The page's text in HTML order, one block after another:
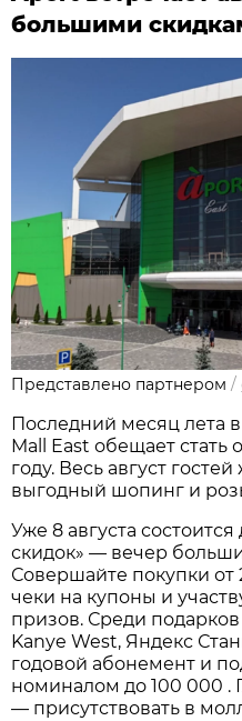
большими
Представлено партнером /
Последний месяц лета
Mall East обещает стать
году. Весь август
выгодный шопинг и
Уже 8 августа
скидок» — вечер
Совершайте покупки
чеки на купоны и
призов. Среди
Kanye West, Яндекс
годовой абонемент и
номиналом до 100 000 .
— присутствовать в